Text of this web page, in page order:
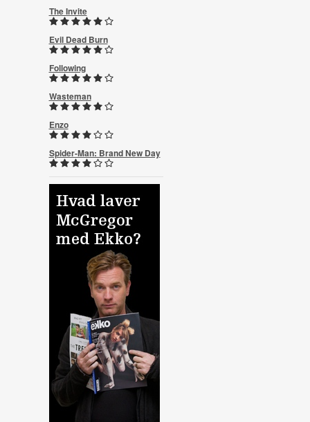
The Invite
Evil Dead Burn
Following
Wasteman
Enzo
Spider-Man: Brand New Day